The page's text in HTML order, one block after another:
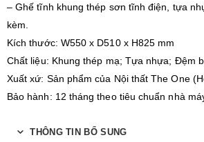
– Ghế tĩnh khung thép sơn tĩnh điện, tựa
kèm.
Kích thước: W550 x D510 x H825 mm
Chất liệu: Khung thép mạ; Tựa nhựa; Đệm
Xuất xứ: Sản phẩm của Nội thất The One
Bảo hành: 12 tháng theo tiêu chuẩn nhà
THÔNG TIN BỔ SUNG